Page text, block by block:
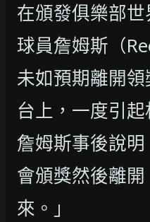
在頒發俱樂部
球員詹姆斯（
未如預期離開
台上，一度引
詹姆斯事後說
會頒獎然後離
來。」